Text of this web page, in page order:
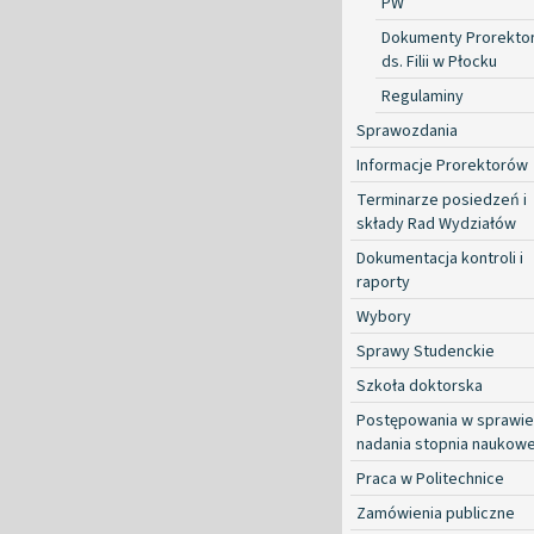
Dokumenty
ds. Filii w Płocku
Regulaminy
Sprawozdania
Informacje Prorektorów
Terminarze posiedzeń i
składy Rad Wydziałów
Dokumentacja kontroli i
raporty
Wybory
Sprawy Studenckie
Szkoła doktorska
Postępowania w sprawie
nadania stopnia
Praca w Politechnice
Zamówienia publiczne